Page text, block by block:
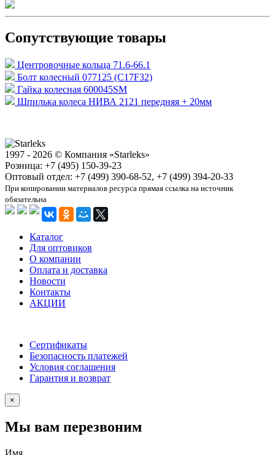
Сопутствующие товары
Центровочные кольца 71.6-66.1
Болт колесный 077125 (C17F32)
Гайка колесная 600045SM
Шпилька колеса НИВА 2121 передняя + 20мм
1997 - 2026 © Компания «Starleks»
Розница: +7 (495) 150-39-23
Оптовый отдел: +7 (499) 390-68-52, +7 (499) 394-20-33
При копировании материалов ресурса прямая ссылка на источник
обязательна
Каталог
Для оптовиков
О компании
Оплата и доставка
Новости
Контакты
АКЦИИ
Сертификаты
Безопасность платежей
Условия соглашения
Гарантия и возврат
×
Мы вам перезвоним
Имя